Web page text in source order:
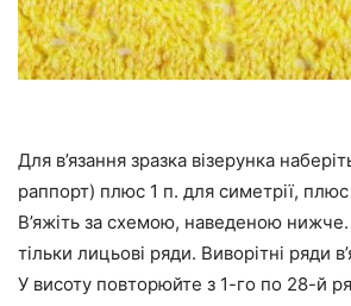
Для в’язання зразка візерунка
раппорт) плюс 1 п. для симетрії,
В’яжіть за схемою, наведеною нижче.
тільки лицьові ряди. Виворітні ряди
У висоту повторюйте з 1-го по 28-й